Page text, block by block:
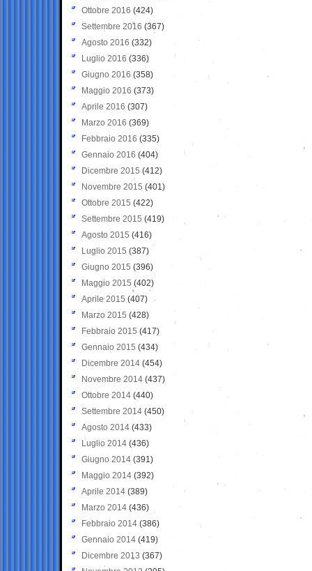
Ottobre 2016 (424)
Settembre 2016 (367)
Agosto 2016 (332)
Luglio 2016 (336)
Giugno 2016 (358)
Maggio 2016 (373)
Aprile 2016 (307)
Marzo 2016 (369)
Febbraio 2016 (335)
Gennaio 2016 (404)
Dicembre 2015 (412)
Novembre 2015 (401)
Ottobre 2015 (422)
Settembre 2015 (419)
Agosto 2015 (416)
Luglio 2015 (387)
Giugno 2015 (396)
Maggio 2015 (402)
Aprile 2015 (407)
Marzo 2015 (428)
Febbraio 2015 (417)
Gennaio 2015 (434)
Dicembre 2014 (454)
Novembre 2014 (437)
Ottobre 2014 (440)
Settembre 2014 (450)
Agosto 2014 (433)
Luglio 2014 (436)
Giugno 2014 (391)
Maggio 2014 (392)
Aprile 2014 (389)
Marzo 2014 (436)
Febbraio 2014 (386)
Gennaio 2014 (419)
Dicembre 2013 (367)